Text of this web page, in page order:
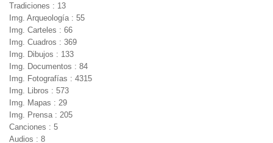
Tradiciones : 13
Img. Arqueología : 55
Img. Carteles : 66
Img. Cuadros : 369
Img. Dibujos : 133
Img. Documentos : 84
Img. Fotografías : 4315
Img. Libros : 573
Img. Mapas : 29
Img. Prensa : 205
Canciones : 5
Audios : 8